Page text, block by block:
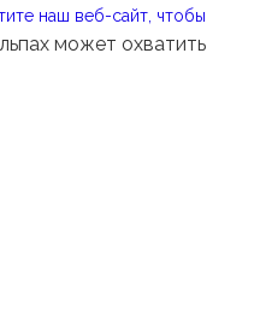
наш веб-сайт, чтобы
может охватить